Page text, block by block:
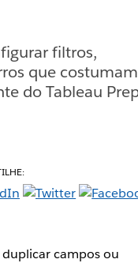
filtros,
que costumam
do Tableau
campos ou